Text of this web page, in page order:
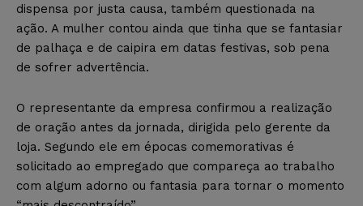
dispensa por justa causa, também questionada na
ação. A mulher contou ainda que tinha que se fantasiar
de palhaça e de caipira em datas festivas, sob pena
de sofrer advertência.
O representante da empresa confirmou a realização
de oração antes da jornada, dirigida pelo gerente da
loja. Segundo ele em épocas comemorativas é
solicitado ao empregado que compareça ao trabalho
com algum adorno ou fantasia para tornar o momento